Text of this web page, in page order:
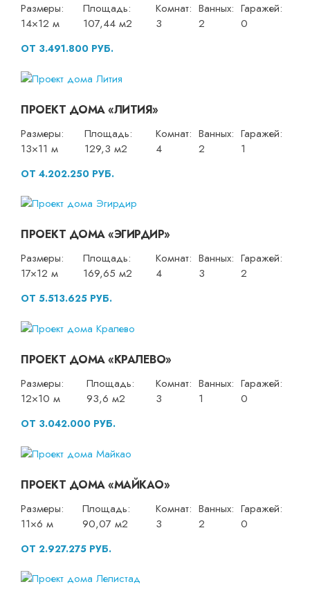
Размеры:
14×12 м
Площадь:
107,44 м2
Комнат:
3
Ванных:
2
Гаражей:
0
ОТ 3.491.800 РУБ.
ПРОЕКТ ДОМА «ЛИТИЯ»
Размеры:
13×11 м
Площадь:
129,3 м2
Комнат:
4
Ванных:
2
Гаражей:
1
ОТ 4.202.250 РУБ.
ПРОЕКТ ДОМА «ЭГИРДИР»
Размеры:
17×12 м
Площадь:
169,65 м2
Комнат:
4
Ванных:
3
Гаражей:
2
ОТ 5.513.625 РУБ.
ПРОЕКТ ДОМА «КРАЛЕВО»
Размеры:
12×10 м
Площадь:
93,6 м2
Комнат:
3
Ванных:
1
Гаражей:
0
ОТ 3.042.000 РУБ.
ПРОЕКТ ДОМА «МАЙКАО»
Размеры:
11×6 м
Площадь:
90,07 м2
Комнат:
3
Ванных:
2
Гаражей:
0
ОТ 2.927.275 РУБ.